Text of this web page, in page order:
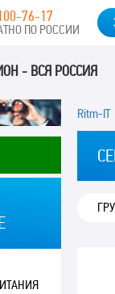
76-17
ПО РОССИИ
НАШ РЕГИОН - ВСЯ РОССИЯ
Ritm-IT